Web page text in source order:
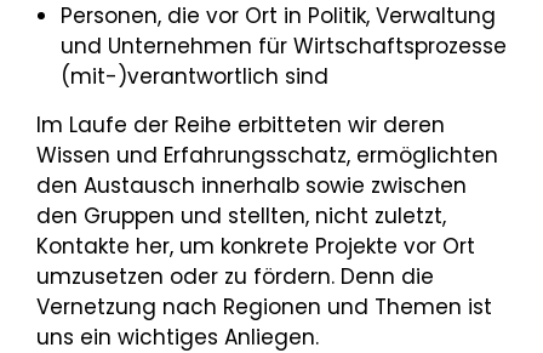
Personen, die vor Ort in Politik, Verwaltung
und Unternehmen für Wirtschaftsprozesse
(mit-)verantwortlich sind
Im Laufe der Reihe erbitteten wir deren
Wissen und Erfahrungsschatz, ermöglichten
den Austausch innerhalb sowie zwischen
den Gruppen und stellten, nicht zuletzt,
Kontakte her, um konkrete Projekte vor Ort
umzusetzen oder zu fördern. Denn die
Vernetzung nach Regionen und Themen ist
uns ein wichtiges Anliegen.